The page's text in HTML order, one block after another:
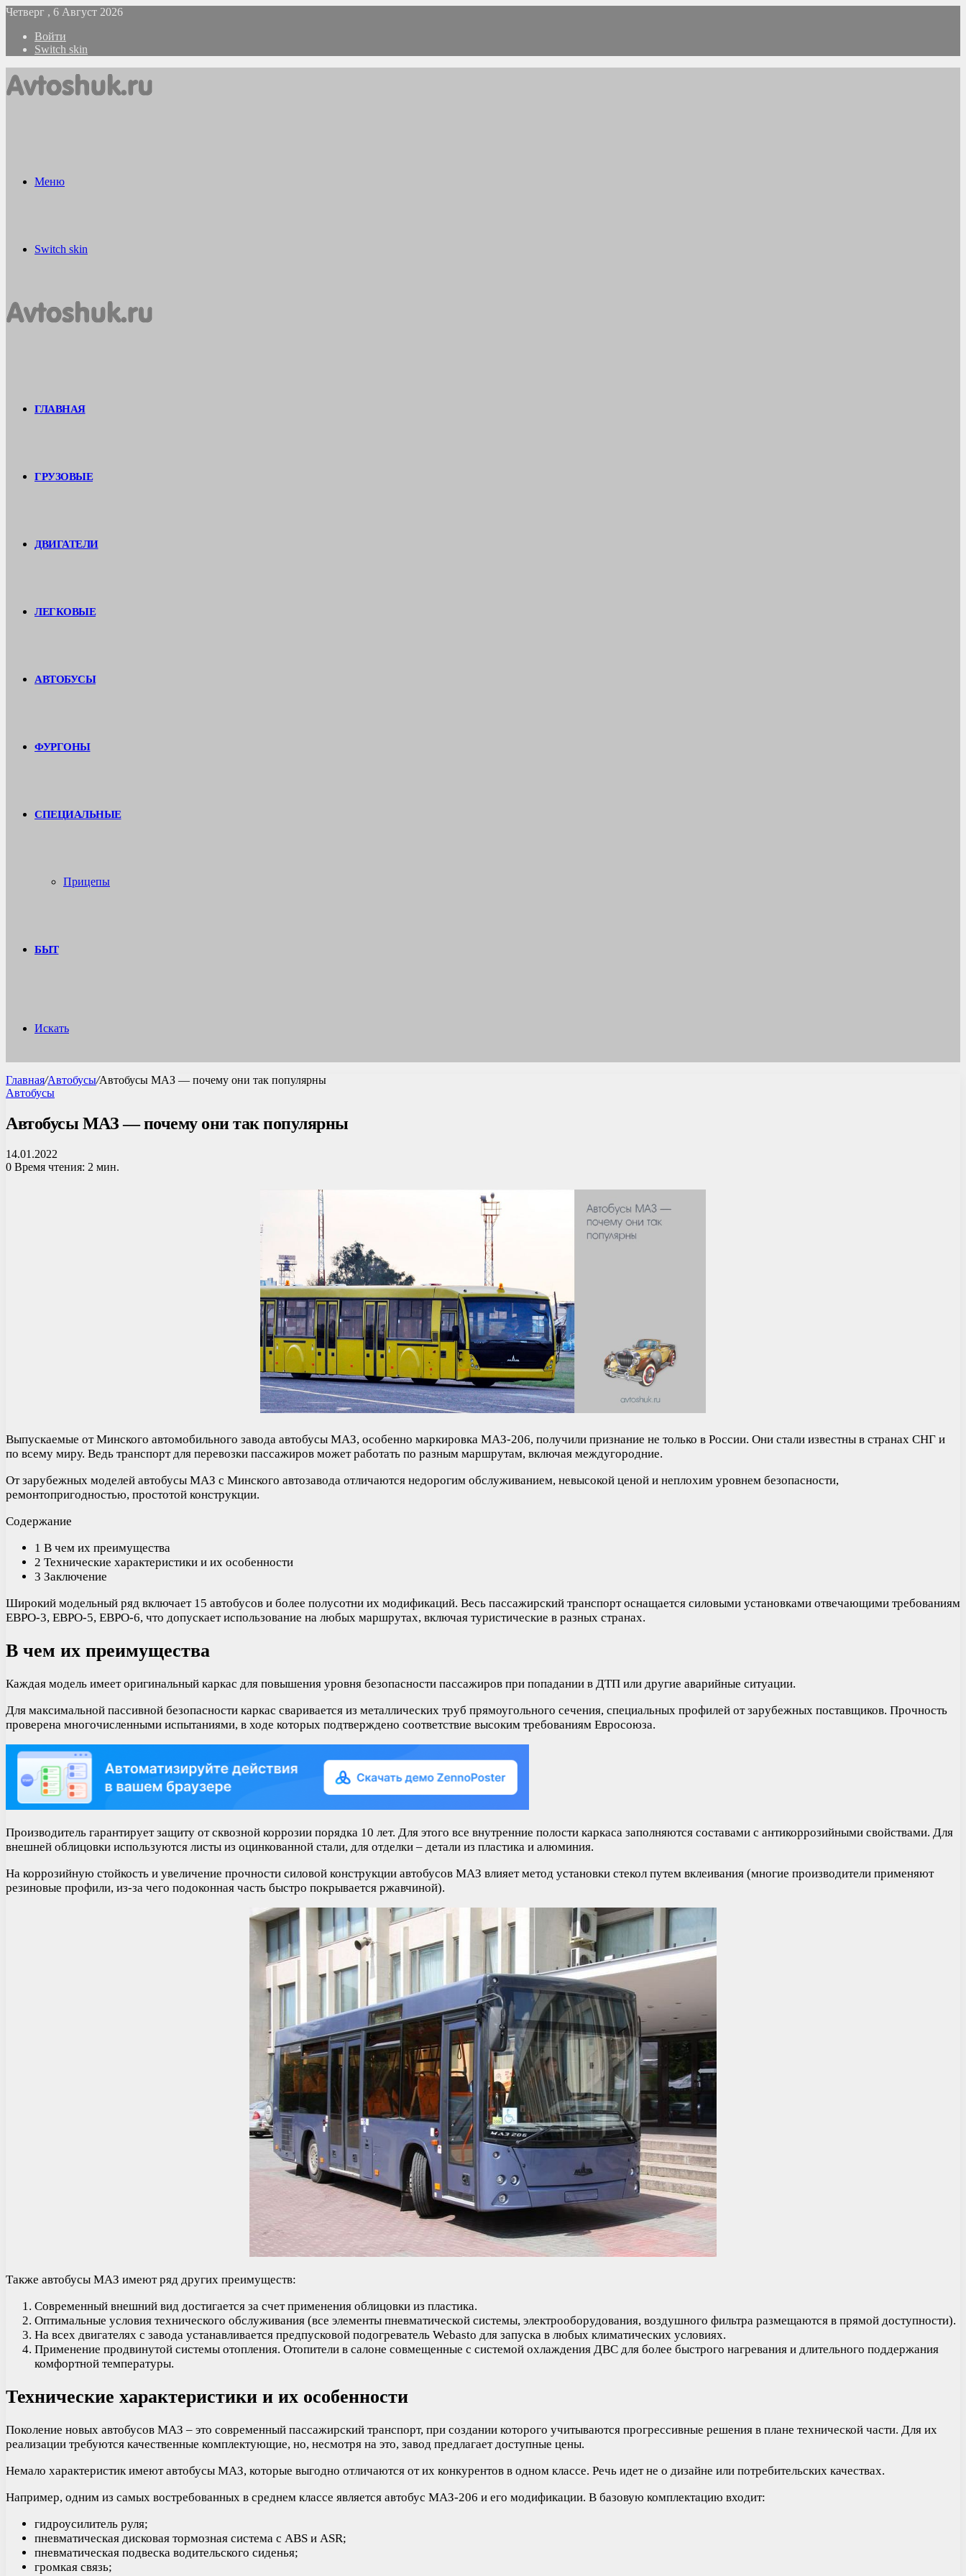
Четверг , 6 Август 2026
Войти
Switch skin
Меню
Switch skin
ГЛАВНАЯ
ГРУЗОВЫЕ
ДВИГАТЕЛИ
ЛЕГКОВЫЕ
АВТОБУСЫ
ФУРГОНЫ
СПЕЦИАЛЬНЫЕ
Прицепы
БЫТ
Искать
Главная/Автобусы/Автобусы МАЗ — почему они так популярны
Автобусы
Автобусы МАЗ — почему они так популярны
14.01.2022
0 Время чтения: 2 мин.
Выпускаемые от Минского автомобильного завода автобусы МАЗ, особенно маркировка МАЗ-206, получили признание не только в России. Они стали известны в странах СНГ и
по всему миру. Ведь транспорт для перевозки пассажиров может работать по разным маршрутам, включая междугородние.
От зарубежных моделей автобусы МАЗ с Минского автозавода отличаются недорогим обслуживанием, невысокой ценой и неплохим уровнем безопасности,
ремонтопригодностью, простотой конструкции.
Содержание
1 В чем их преимущества
2 Технические характеристики и их особенности
3 Заключение
Широкий модельный ряд включает 15 автобусов и более полусотни их модификаций. Весь пассажирский транспорт оснащается силовыми установками отвечающими требованиям
ЕВРО-3, ЕВРО-5, ЕВРО-6, что допускает использование на любых маршрутах, включая туристические в разных странах.
В чем их преимущества
Каждая модель имеет оригинальный каркас для повышения уровня безопасности пассажиров при попадании в ДТП или другие аварийные ситуации.
Для максимальной пассивной безопасности каркас сваривается из металлических труб прямоугольного сечения, специальных профилей от зарубежных поставщиков. Прочность
проверена многочисленными испытаниями, в ходе которых подтверждено соответствие высоким требованиям Евросоюза.
Производитель гарантирует защиту от сквозной коррозии порядка 10 лет. Для этого все внутренние полости каркаса заполняются составами с антикоррозийными свойствами. Для
внешней облицовки используются листы из оцинкованной стали, для отделки – детали из пластика и алюминия.
На коррозийную стойкость и увеличение прочности силовой конструкции автобусов МАЗ влияет метод установки стекол путем вклеивания (многие производители применяют
резиновые профили, из-за чего подоконная часть быстро покрывается ржавчиной).
Также автобусы МАЗ имеют ряд других преимуществ:
Современный внешний вид достигается за счет применения облицовки из пластика.
Оптимальные условия технического обслуживания (все элементы пневматической системы, электрооборудования, воздушного фильтра размещаются в прямой доступности).
На всех двигателях с завода устанавливается предпусковой подогреватель Webasto для запуска в любых климатических условиях.
Применение продвинутой системы отопления. Отопители в салоне совмещенные с системой охлаждения ДВС для более быстрого нагревания и длительного поддержания
комфортной температуры.
Технические характеристики и их особенности
Поколение новых автобусов МАЗ – это современный пассажирский транспорт, при создании которого учитываются прогрессивные решения в плане технической части. Для их
реализации требуются качественные комплектующие, но, несмотря на это, завод предлагает доступные цены.
Немало характеристик имеют автобусы МАЗ, которые выгодно отличаются от их конкурентов в одном классе. Речь идет не о дизайне или потребительских качествах.
Например, одним из самых востребованных в среднем классе является автобус МАЗ-206 и его модификации. В базовую комплектацию входит:
гидроусилитель руля;
пневматическая дисковая тормозная система с ABS и ASR;
пневматическая подвеска водительского сиденья;
громкая связь;